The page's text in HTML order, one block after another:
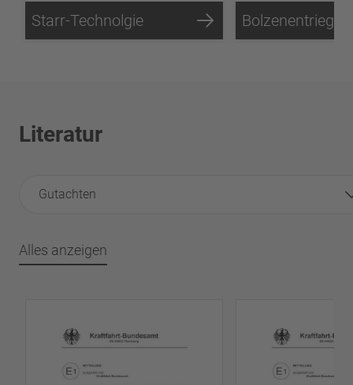
Starr-Technolgie
Literatur
Gutachten
Alles anzeigen